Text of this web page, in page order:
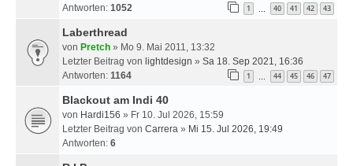
Antworten: 1052 1 40 41 42 43
Laberthread
von Pretch » Mo 9. Mai 2011, 13:32
Letzter Beitrag von lightdesign » Sa 18. Sep 2021, 16:36
Antworten: 1164 1 44 45 46 47
Blackout am Indi 40
von Hardi156 » Fr 10. Jul 2026, 15:59
Letzter Beitrag von Carrera » Mi 15. Jul 2026, 19:49
Antworten: 6